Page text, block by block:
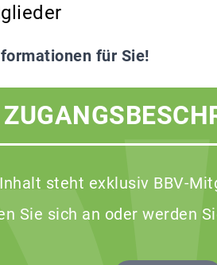
für Sie!
steht exklusiv BBV-
Sie sich an oder werden